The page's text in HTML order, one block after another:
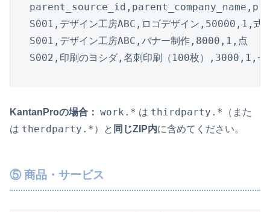
S001,デザイン工房ABC,ロゴデザイン,50000,1,式
S001,デザイン工房ABC,バナー制作,8000,1,点
S002,印刷のヨシダ,名刺印刷（100枚）,3000,1,セ
KantanProの場合： work.* は thirdparty.*
（また
は therdparty.* ）と 同じZIP内に含めてください。
⑤ 商品・サービス